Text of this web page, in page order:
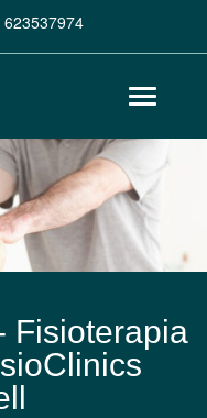
623537974
Toggle
Fisioterapia